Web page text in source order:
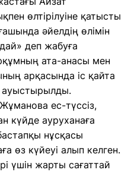
өлтірілуіне қатысты
әйелдің өлімін
деп жабуға
ата-анасы мен
арқасында іс қайта
ауыстырылды.
ес-түссіз,
күйде ауруханаға
нұсқасы
өз күйеуі алып келген.
үшін жарты сағаттай